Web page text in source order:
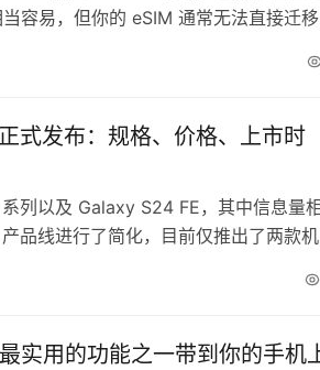
容易，但你的 eSIM 通常无法直接迁移
iOS 可能会简化从 iPhone 向 Android
式发布：规格、价格、上市时
列以及 Galaxy S24 FE，其中信息量
品线进行了简化，目前仅推出了两款机
实用的功能之一带到你的手机